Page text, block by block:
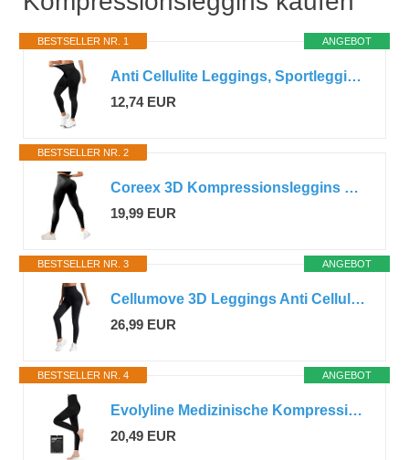
ANGEBOT
BESTSELLER NR. 1
Anti Cellulite Leggings, Sportleggins Damen Lang Kompressions Leggings Po Push Up, Boom Booty High Waist Blickdicht Yoga Pilates (DE/NL/SE/PL, Alphanumerisch, L, Regular, Regular, Schwarz)
12,74 EUR
BESTSELLER NR. 2
Coreex 3D Kompressionsleggins Damen LipöDem Cellulite Leggings Anti Cellulite Leggings Kompression Compression High Waist Push-Up Hosen Yoga Fitnesshose Lange Sporthose Formende
19,99 EUR
ANGEBOT
BESTSELLER NR. 3
Cellumove 3D Leggings Anti Cellulite Kompression Damen, Bequeme Kompressionsleggins Lipödem, Push Up Scrunch Für Sport (Schwarz, XL)
26,99 EUR
ANGEBOT
BESTSELLER NR. 4
Evolyline Medizinische Kompressionsstrumpfhose Damen Herren Lang 15-20 mmHg
20,49 EUR